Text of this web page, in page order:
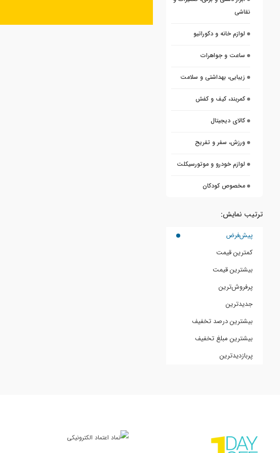
نقاشی
لوازم خانه و دکوراتیو
ساعت و جواهرات
زیبایی، بهداشتی و سلامت
کمربند، کیف و کفش
کالای دیجیتال
ورزش، سفر و تفریح
لوازم خودرو و موتورسیکلت
مخصوص کودکان
ترتیب نمایش:
پیش‌فرض
کمترین قیمت
بیشترین قیمت
پرفروش‌ترین
جدیدترین
بیشترین درصد تخفیف
بیشترین مبلغ تخفیف
پربازدیدترین